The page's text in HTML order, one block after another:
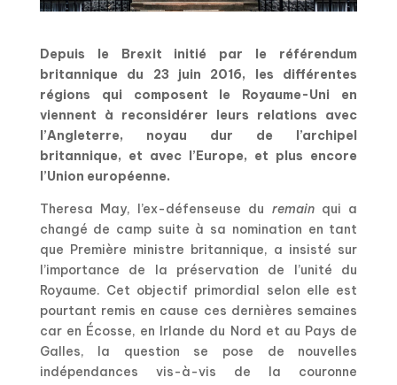
Depuis le Brexit initié par le référendum
britannique du 23 juin 2016, les différentes
régions qui composent le Royaume-Uni en
viennent à reconsidérer leurs relations avec
l’Angleterre, noyau dur de l’archipel
britannique, et avec l’Europe, et plus encore
l’Union européenne.
Theresa May, l’ex-défenseuse du remainqui a
changé de camp suite à sa nomination en tant
que Première ministre britannique, a insisté sur
l’importance de la préservation de l’unité du
Royaume. Cet objectif primordial selon elle est
pourtant remis en cause ces dernières semaines
car en Écosse, en Irlande du Nord et au Pays de
Galles, la question se pose de nouvelles
indépendances vis-à-vis de la couronne